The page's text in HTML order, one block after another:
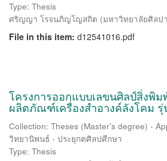
Type: Thesis
ศริญญา โรจนภิญโญสถิต (มหาวิทยาลัยศิลป
File in this item: d12541016.pdf
โครงการออกแบบเลขนศิลป์สิ่งพิ
ผลิตภัณฑ์เครื่องสำอางค์ลังโคม รุ่
Collection: Theses (Master's degree) -
วิทยานิพนธ์ - ประยุกตศิลปศึกษา
Type: Thesis